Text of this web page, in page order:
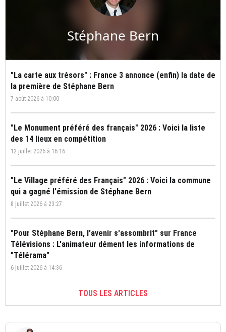
Stéphane Bern
"La carte aux trésors" : France 3 annonce (enfin) la date de
la première de Stéphane Bern
7 août 2026 à 10:00
"Le Monument préféré des français" 2026 : Voici la liste
des 14 lieux en compétition
12 juillet 2026 à 16:16
"Le Village préféré des Français" 2026 : Voici la commune
qui a gagné l'émission de Stéphane Bern
8 juillet 2026 à 23:27
"Pour Stéphane Bern, l'avenir s'assombrit" sur France
Télévisions : L'animateur dément les informations de
"Télérama"
6 juillet 2026 à 14:36
TOUS LES ARTICLES